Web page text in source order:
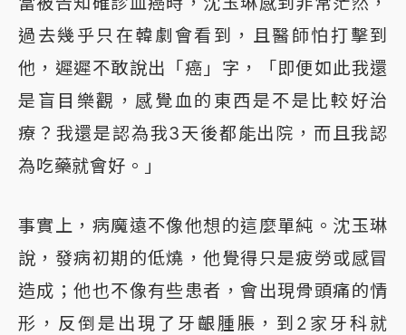
過去幾乎只在韓劇會看到，且醫師怕打擊到
他，遲遲不敢說出「癌」字，「即便如此我還
是盲目樂觀，感覺血的東西是不是比較好治
療？我還是認為我3天後都能出院，而且我認
為吃藥就會好。」
事實上，病魔遠不像他想的這麼單純。沈玉琳
說，發病初期的低燒，他覺得只是疲勞或感冒
造成；他也不像有些患者，會出現骨頭痛的情
形，反倒是出現了牙齦腫脹，到2家牙科就